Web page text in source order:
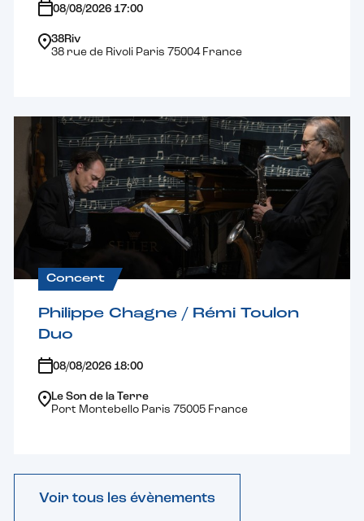
08/08/2026 17:00
38Riv
38 rue de Rivoli Paris 75004 France
Concert
Philippe Chagne / Rémi Toulon
Duo
08/08/2026 18:00
Le Son de la Terre
Port Montebello Paris 75005 France
Voir tous les évènements